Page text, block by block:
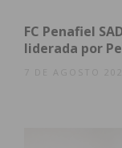
Eu li
FC Penafiel
liderada por
7 DE AGOSTO